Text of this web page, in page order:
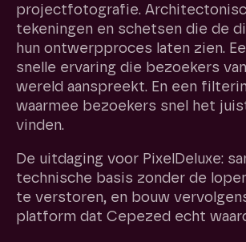
projectfotografie.
tekeningen en schetsen die de
hun ontwerpproces laten zien.
snelle ervaring die bezoekers
wereld aanspreekt. En een
waarmee bezoekers snel het
vinden.
De uitdaging voor PixelDeluxe:
technische basis zonder de
te verstoren, en bouw
platform dat Cepezed echt